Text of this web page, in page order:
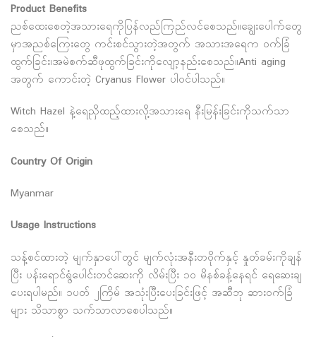
Product Benefits
ညစ်ထေးစေတဲ့အသားရေကိုပြန်လည်ကြည်လင်စေသည်။ချွေးပေါက်တွေ
မှာအညစ်ကြေးတွေ ကင်းစင်သွားတဲ့အတွက် အသားအရေက ဝက်ခြံ
ထွက်ခြင်း၊အမဲစက်ဆီဖုထွက်ခြင်းကိုလျော့နည်းစေသည်။Anti aging
အတွက် ကောင်းတဲ့ Cryanus Flower ပါဝင်ပါသည်။
Witch Hazel နဲ့ရေညှိထည့်ထားလို့အသားရေ နီးမြန်းခြင်းကိုသက်သာ
စေသည်။
Country Of Origin
Myanmar
Usage Instructions
သန့်စင်ထားတဲ့ မျက်နှာပေါ်တွင် မျက်လုံးအနီးတဝိုက်နှင့် နှုတ်ခမ်းကိုချန်
ပြီး ပန်းရောင်ရွံပေါင်းတင်ဆေးကို လိမ်းပြီး ၁၀ မိနစ်ခန့်နေရင် ရေဆေးချ
ပေးရပါမည်။ ၁ပတ် ၂ကြိမ် အသုံးပြီးပေးခြင်းဖြင့် အဆီဘု ဆားဝက်ခြံ
များ သိသာစွာ သက်သာလာစေပါသည်။